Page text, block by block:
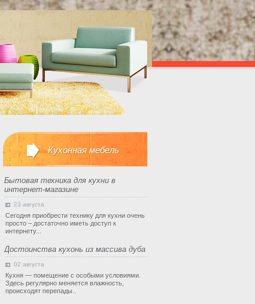
Кухонная мебель
Бытовая техника для кухни в
интернет-магазине
23 августа
Сегодня приобрести технику для кухни очень
просто – достаточно иметь доступ к
интернету...
Достоинства кухонь из массива дуба
02 августа
Кухня — помещение с особыми условиями.
Здесь регулярно меняется влажность,
происходят перепады..